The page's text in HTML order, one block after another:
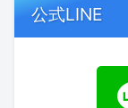
公式LINE